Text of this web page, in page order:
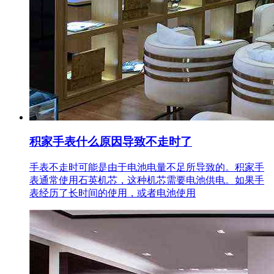
积家手表什么原因导致不走时了
手表不走时可能是由于电池电量不足所导致的。积家手
表通常使用石英机芯，这种机芯需要电池供电。如果手
表经历了长时间的使用，或者电池使用